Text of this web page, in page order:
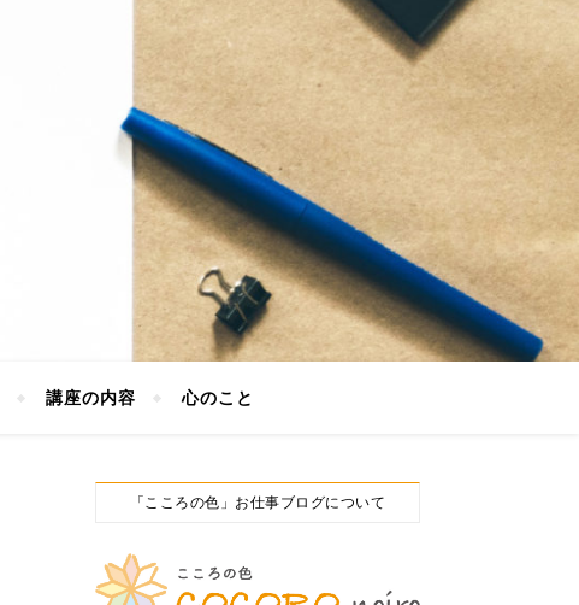
講座の内容 心のこと
「こころの色」お仕事ブログについて